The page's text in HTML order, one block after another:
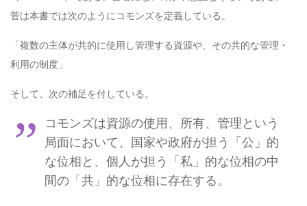
菅は本書では次のようにコモンズを定義している。
「複数の主体が共的に使用し管理する資源や、その共的な管理・
利用の制度」
そして、次の補足を付している。
コモンズは資源の使用、所有、管理という
局面において、国家や政府が担う「公」的
な位相と、個人が担う「私」的な位相の中
間の「共」的な位相に存在する。